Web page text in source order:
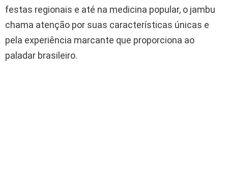
festas regionais e até na medicina popular, o jambu
chama atenção por suas características únicas e
pela experiência marcante que proporciona ao
paladar brasileiro.